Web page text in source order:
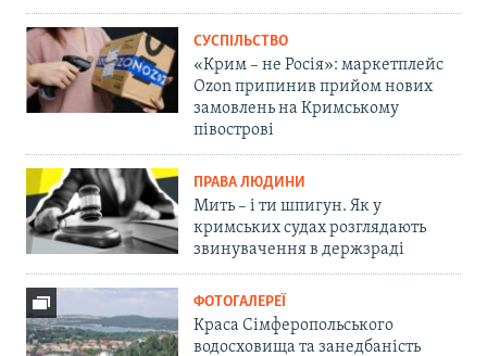
СУСПІЛЬСТВО
«Крим – не Росія»: маркетплейс
Ozon припинив прийом нових
замовлень на Кримському
півострові
ПРАВА ЛЮДИНИ
Мить – і ти шпигун. Як у
кримських судах розглядають
звинувачення в держзраді
ФОТОГАЛЕРЕЇ
Краса Сімферопольського
водосховища та занедбаність